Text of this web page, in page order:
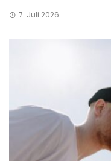
7. Juli 2026